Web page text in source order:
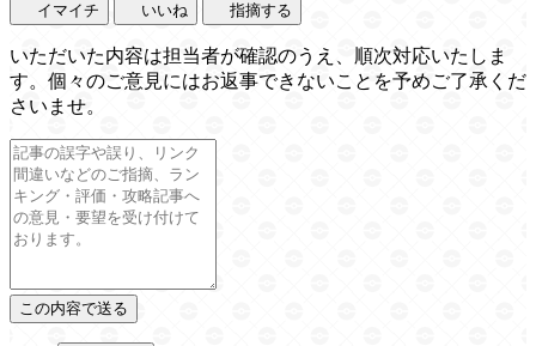
イマイチ いいね 指摘する
いただいた内容は担当者が確認のうえ、順次対応いたしま
す。個々のご意見にはお返事できないことを予めご了承くだ
さいませ。